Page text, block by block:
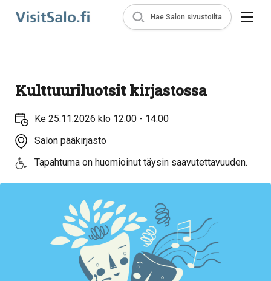
Hae Salon sivustoilta
Kulttuuriluotsit kirjastossa
Ke 25.11.2026 klo 12:00 - 14:00
Salon pääkirjasto
Tapahtuma on huomioinut täysin saavutettavuuden.